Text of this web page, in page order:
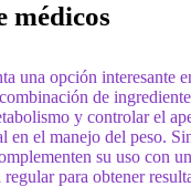
médicos
una opción interesante
de
y controlar el
en el manejo del peso.
su uso con
para obtener